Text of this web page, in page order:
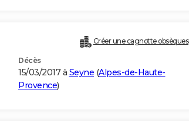
Créer une cagnotte obsèques
Décès
15/03/2017 à Seyne (Alpes-de-Haute-
Provence)